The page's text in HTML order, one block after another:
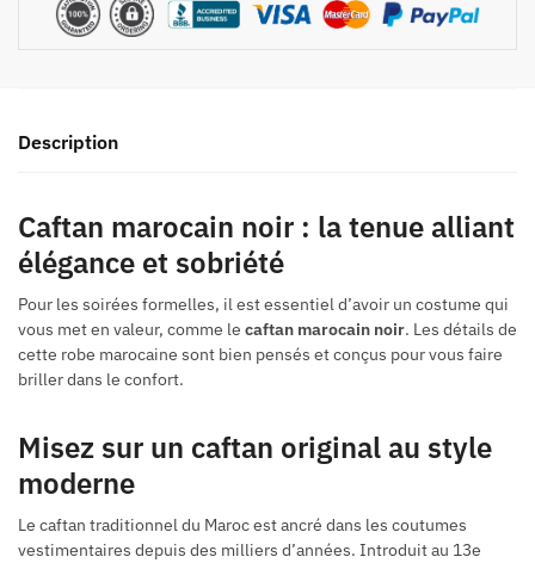
Description
Caftan marocain noir : la tenue alliant
élégance et sobriété
Pour les soirées formelles, il est essentiel d’avoir un costume qui
vous met en valeur, comme le caftan marocain noir. Les détails de
cette robe marocaine sont bien pensés et conçus pour vous faire
briller dans le confort.
Misez sur un caftan original au style
moderne
Le caftan traditionnel du Maroc est ancré dans les coutumes
vestimentaires depuis des milliers d’années. Introduit au 13e